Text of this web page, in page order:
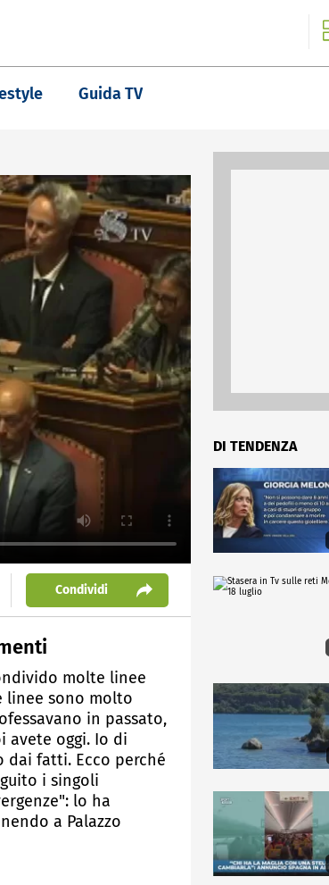
Guida TV
Condividi
molte linee
linee sono molto
in passato,
avete oggi. Io di
dai fatti. Ecco perché
i singoli
lo ha
a Palazzo
DI TENDENZA